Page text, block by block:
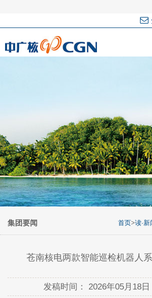
首页>读·新
集团要闻
苍南核电两款智能巡检机器人
发稿时间： 2026年05月18